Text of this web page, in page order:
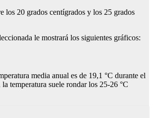
los 20 grados centígrados y los 25 grados
le mostrará los siguientes gráficos:
media anual es de 19,1 °C durante el
temperatura suele rondar los 25-26 °C